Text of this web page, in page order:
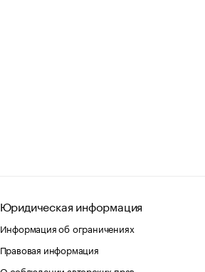
Юридическая информация
Информация об ограничениях
Правовая информация